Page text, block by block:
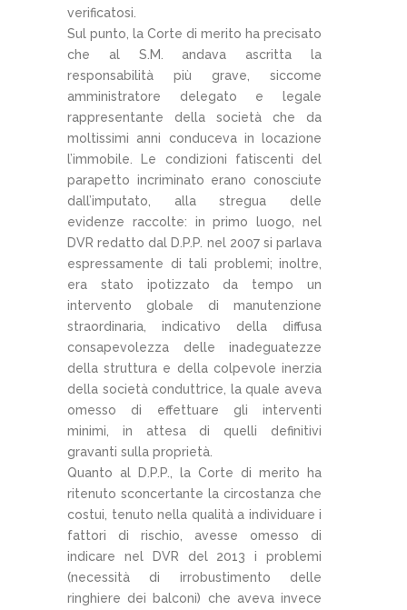
verificatosi.
Sul punto, la Corte di merito ha precisato
che al S.M. andava ascritta la
responsabilità più grave, siccome
amministratore delegato e legale
rappresentante della società che da
moltissimi anni conduceva in locazione
l’immobile. Le condizioni fatiscenti del
parapetto incriminato erano conosciute
dall’imputato, alla stregua delle
evidenze raccolte: in primo luogo, nel
DVR redatto dal D.P.P. nel 2007 si parlava
espressamente di tali problemi; inoltre,
era stato ipotizzato da tempo un
intervento globale di manutenzione
straordinaria, indicativo della diffusa
consapevolezza delle inadeguatezze
della struttura e della colpevole inerzia
della società conduttrice, la quale aveva
omesso di effettuare gli interventi
minimi, in attesa di quelli definitivi
gravanti sulla proprietà.
Quanto al D.P.P., la Corte di merito ha
ritenuto sconcertante la circostanza che
costui, tenuto nella qualità a individuare i
fattori di rischio, avesse omesso di
indicare nel DVR del 2013 i problemi
(necessità di irrobustimento delle
ringhiere dei balconi) che aveva invece